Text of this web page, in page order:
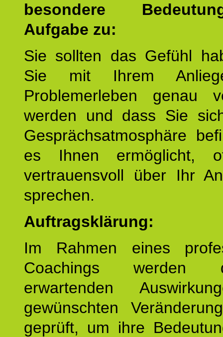
besondere
Aufgabe zu:
Sie sollten das Gefühl
Sie mit Ihrem
Problemerleben genau
werden und dass Sie
Gesprächsatmosphäre
es Ihnen ermöglicht,
vertrauensvoll über Ihr
sprechen.
Auftragsklärung:
Im Rahmen eines
Coachings
erwartenden
gewünschten
geprüft, um ihre